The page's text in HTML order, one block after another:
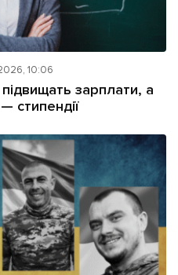
10:06
зарплати, а
стипендії